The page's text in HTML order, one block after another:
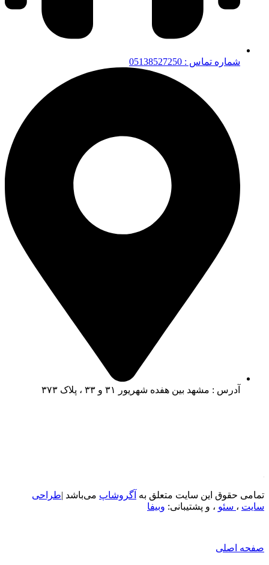
شماره تماس : 05138527250
آدرس : مشهد بین هفده شهریور ۳۱ و ۳۳ ، پلاک ۳۷۳
تمامی حقوق این سایت متعلق به آگروشاپ می‌باشد |طراحی
سایت ، سئو ، و پشتیبانی: وبیفا
صفحه اصلی